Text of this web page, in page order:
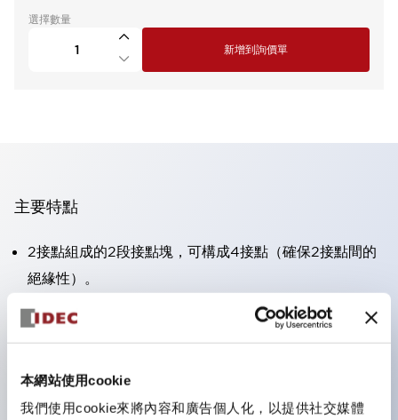
本網站使用cookie
我們使用cookie來將內容和廣告個人化，以提供社交媒體
選擇數量
新增到詢價單
主要特點
2接點組成的2段接點塊，可構成4接點（確保2接點間的
絕緣性）。
面板深度39.9mm（※11段接點塊）、59.9mm（※22段
接點塊）。可實現省空間設計。
防護結構